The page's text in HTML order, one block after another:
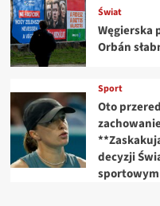
Świat
Węgierska
Orbán
Sport
Oto
decyzji